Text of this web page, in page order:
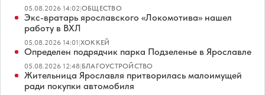
05.08.2026 14:02|ОБЩЕСТВО
Экс-вратарь ярославского «Локомотива» нашел
работу в ВХЛ
05.08.2026 14:01|ХОККЕЙ
Определен подрядчик парка Подзеленье в Ярославле
05.08.2026 12:48|БЛАГОУСТРОЙСТВО
Жительница Ярославля притворилась малоимущей
ради покупки автомобиля